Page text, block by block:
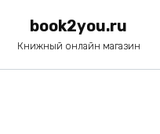
book2you.ru
Книжный онлайн магазин